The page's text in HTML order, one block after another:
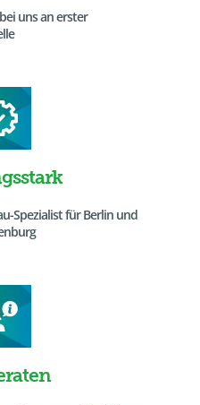
uns an erster
Spezialist für Berlin und